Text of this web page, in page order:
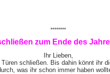
********
zum Ende des
Ihr Lieben,
schließen. Bis dahin könnt ihr
was ihr schon immer haben